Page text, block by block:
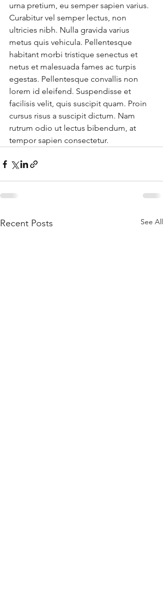
urna pretium, eu semper sapien varius.
Curabitur vel semper lectus, non
ultricies nibh. Nulla gravida varius
metus quis vehicula. Pellentesque
habitant morbi tristique senectus et
netus et malesuada fames ac turpis
egestas. Pellentesque convallis non
lorem id eleifend. Suspendisse et
facilisis velit, quis suscipit quam. Proin
cursus risus a suscipit dictum. Nam
rutrum odio ut lectus bibendum, at
tempor sapien consectetur.
Recent Posts See All